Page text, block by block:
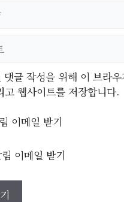
댓글 작성을 위해 이 브라
고 웹사이트를 저장합니다.
이메일 받기
이메일 받기